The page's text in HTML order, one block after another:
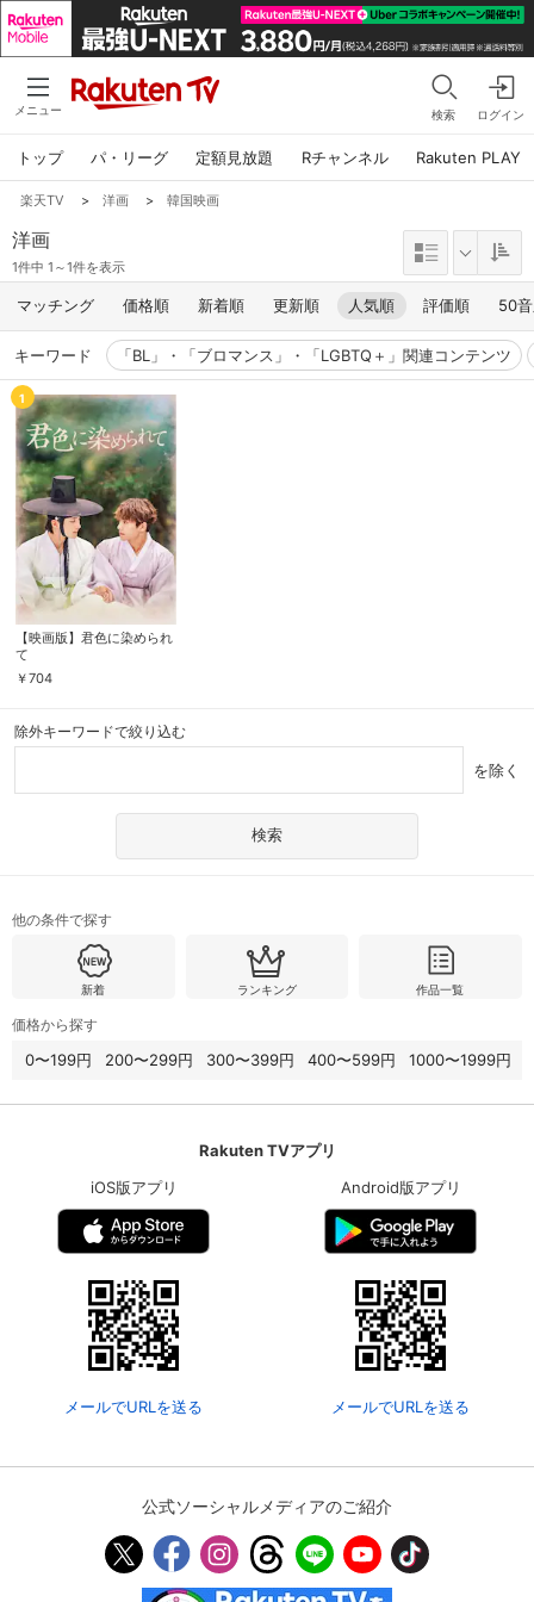
メニュー 検索 ログイン
トップ パ・リーグ 定額見放題 Rチャンネル Rakuten PLAY
楽天TV > 洋画 > 韓国映画
洋画
1件中 1～1件を表示
マッチング 価格順 新着順 更新順 人気順 評価順 50
キーワード 「BL」・「ブロマンス」・「LGBTQ＋」関連コンテンツ
1
【映画版】君色に染められ
て
￥704
除外キーワードで絞り込む
を除く
他の条件で探す
新着 ランキング 作品一覧
価格から探す
0〜199円 200〜299円 300〜399円 400〜599円 1000〜1999円
Rakuten TVアプリ
iOS版アプリ
メールでURLを送る
Android版アプリ
メールでURLを送る
公式ソーシャルメディアのご紹介